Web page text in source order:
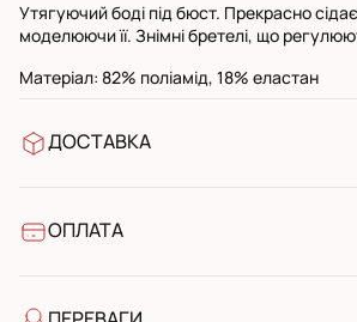
Утягуючий боді під бюст. Прекрасно сідає
моделюючи її. Знімні бретелі, що
Матеріал: 82% поліамід, 18% еластан
ДОСТАВКА
УкрПошта стандарт
ОПЛАТА
Банківський переказ